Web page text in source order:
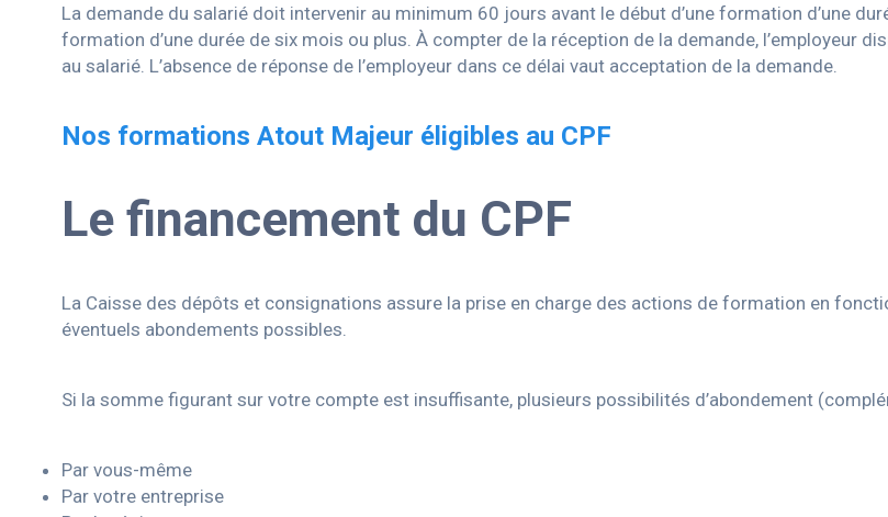
La demande du salarié doit intervenir au minimum 60 jours avant le début d’une formation d’une
formation d’une durée de six mois ou plus. À compter de la réception de la demande, l’employeur
au salarié. L’absence de réponse de l’employeur dans ce délai vaut acceptation de la demande.
Nos formations Atout Majeur éligibles au CPF
Le financement du CPF
La Caisse des dépôts et consignations assure la prise en charge des actions de formation en
éventuels abondements possibles.
Si la somme figurant sur votre compte est insuffisante, plusieurs possibilités d’abondement
Par vous-même
Par votre entreprise